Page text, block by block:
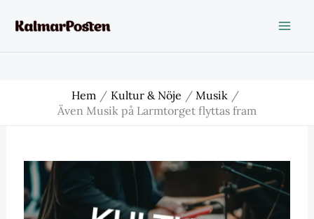
Hem Kultur & Nöje
Musik
Även Musik på Larmtorget flyttas fram